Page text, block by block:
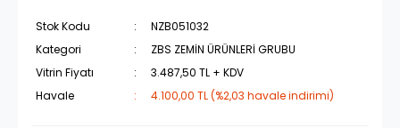
Stok Kodu
NZB051032
Kategori
ZBS ZEMİN ÜRÜNLERİ GRUBU
Vitrin Fiyatı
3.487,50 TL + KDV
Havale
4.100,00 TL (%2,03 havale indirimi)